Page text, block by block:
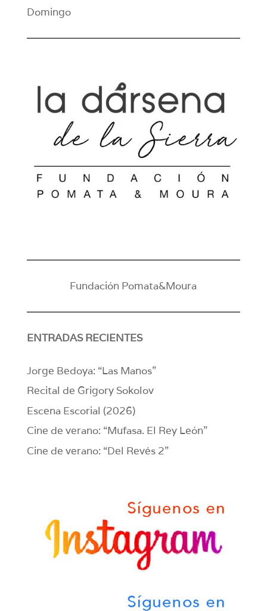
Domingo
Fundación Pomata&Moura
ENTRADAS RECIENTES
Jorge Bedoya: “Las Manos”
Recital de Grigory Sokolov
Escena Escorial (2026)
Cine de verano: “Mufasa. El Rey León”
Cine de verano: “Del Revés 2”